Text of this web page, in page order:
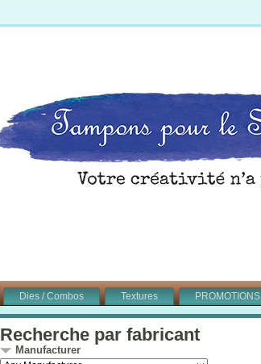
Dies / Combos Textures PROMOTIONS
Recherche par fabricant
Manufacturer